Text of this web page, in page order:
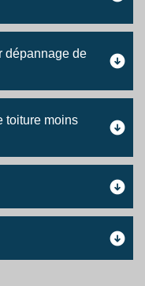
dépannage de
toiture moins